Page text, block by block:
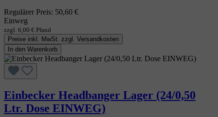
Regulärer Preis: 50,60 €
Einweg
zzgl. 6,00 € Pfand
Preise inkl. MwSt. zzgl. Versandkosten
In den Warenkorb
Einbecker Headbanger Lager (24/0,50
Ltr. Dose EINWEG)